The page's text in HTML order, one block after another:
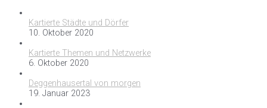
Kartierte Städte und Dörfer
10. Oktober 2020
Kartierte Themen und Netzwerke
6. Oktober 2020
Deggenhausertal von morgen
19. Januar 2023